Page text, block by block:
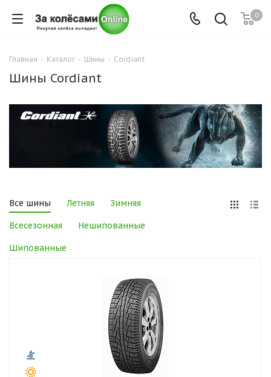
0
Главная - Каталог - Шины - Cordiant
Шины Cordiant
Все шины Летняя Зимняя
Всесезонная Нешипованные
Шипованные